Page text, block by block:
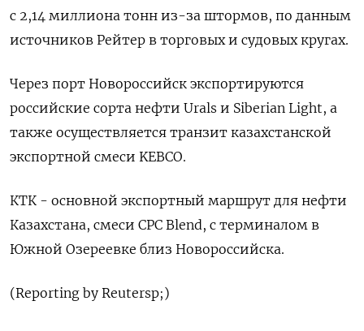
с 2,14 миллиона тонн из-за штормов, по данным
источников Рейтер в торговых и судовых кругах.
Через порт Новороссийск экспортируются
российские сорта нефти Urals и Siberian Light, а
также осуществляется транзит казахстанской
экспортной смеси KEBCO.
КТК - основной экспортный маршрут для нефти
Казахстана, смеси CPC Blend, с терминалом в
Южной Озереевке близ Новороссийска.
(Reporting by Reutersp;)